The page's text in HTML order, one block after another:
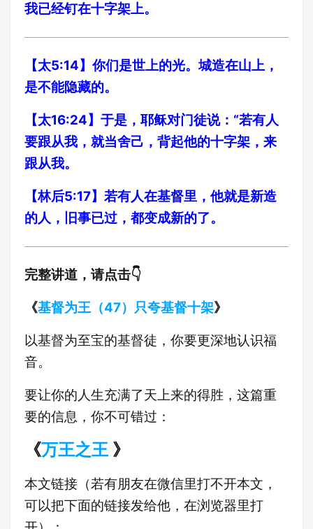
我已经钉在十字架上。
【太5:14】你们是世上的光。城造在山上，
是不能隐藏的。
【太16:24】于是，耶稣对门徒说：“若有人
要跟从我，就当舍己，背起他的十字架，来
跟从我。
【林后5:17】若有人在基督里，他就是新造
的人，旧事已过，都变成新的了。
完整讲道，请点击👇
《基督为王（47）只夸基督十架》
以基督为至宝的基督徒，你要更深地认识福
音。
要让你的人生充满了天上来的得胜，这篇重
要的信息，你不可错过：
《万王之王 》
本文链接（若有朋友在微信里打不开本文，
可以把下面的链接发给他，在浏览器里打